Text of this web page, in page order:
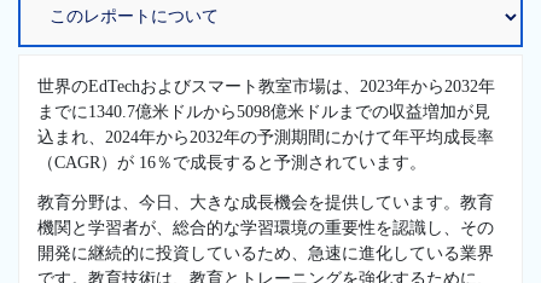
世界のEdTechおよびスマート教室市場は、2023年から2032年
までに1340.7億米ドルから5098億米ドルまでの収益増加が見
込まれ、2024年から2032年の予測期間にかけて年平均成長率
（CAGR）が 16％で成長すると予測されています。
教育分野は、今日、大きな成長機会を提供しています。教育
機関と学習者が、総合的な学習環境の重要性を認識し、その
開発に継続的に投資しているため、急速に進化している業界
です。教育技術は、教育とトレーニングを強化するために、